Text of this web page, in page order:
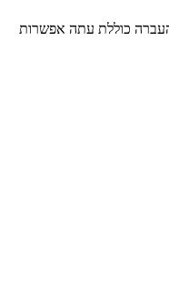
כוללת עתה אפשרות